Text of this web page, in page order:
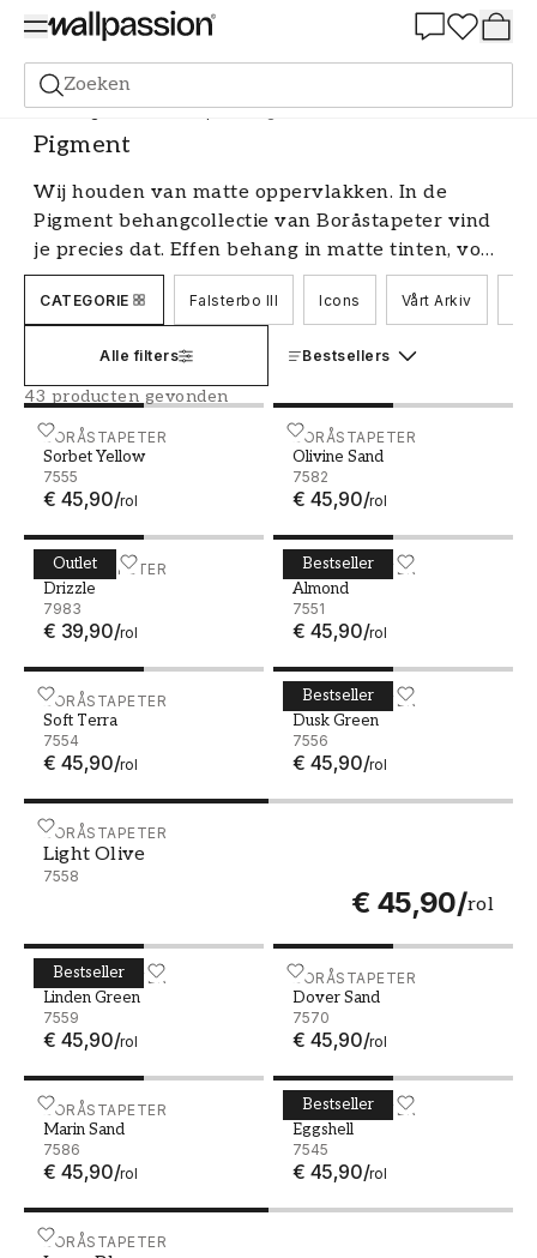
Zoeken
Behang Merk Boråstapeter Pigment
Pigment
Wij houden van matte oppervlakken. In de
Pigment behangcollectie van Boråstapeter vind
je precies dat. Effen behang in matte tinten, voor
een luxe, harmonieuze sfeer in huis met als
grote voordeel behang op elke muur. Een ander
te combineren is met patroonbehang.
CATEGORIE Falsterbo III Icons Vårt Arkiv
Alle filters Bestsellers
43 producten gevonden
BORÅSTAPETER
Sorbet Yellow
7555
€ 45,90/rol
Sorbet Yellow - 7555 BORÅSTAPETER
Olivine Sand
7582
€ 45,90/rol
Olivine Sand - 7582
Outlet
BORÅSTAPETER
Drizzle
7983
€ 39,90/rol
Drizzle - 7983 Bestseller
BORÅSTAPETER
Almond
7551
€ 45,90/rol
Almond - 7551
BORÅSTAPETER
Soft Terra
7554
€ 45,90/rol
Soft Terra - 7554 Bestseller
BORÅSTAPETER
Dusk Green
7556
€ 45,90/rol
Dusk Green - 7556
BORÅSTAPETER
Light Olive
7558
€ 45,90/rol
Light Olive - 7558
Bestseller
BORÅSTAPETER
Linden Green
7559
€ 45,90/rol
Linden Green - 7559 BORÅSTAPETER
Dover Sand
7570
€ 45,90/rol
Dover Sand - 7570
BORÅSTAPETER
Marin Sand
7586
€ 45,90/rol
Marin Sand - 7586 Bestseller
BORÅSTAPETER
Eggshell
7545
€ 45,90/rol
Eggshell - 7545
BORÅSTAPETER
Luna Blue - 7561